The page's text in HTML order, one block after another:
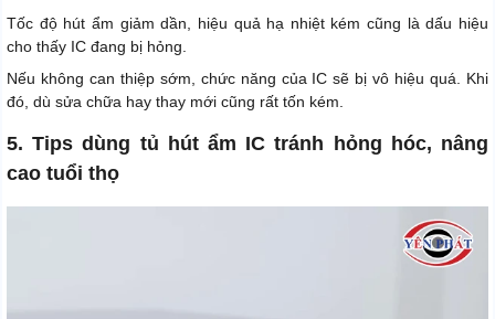
Tốc độ hút ẩm giảm dần, hiệu quả hạ nhiệt kém cũng là dấu hiệu
cho thấy IC đang bị hỏng.
Nếu không can thiệp sớm, chức năng của IC sẽ bị vô hiệu quá. Khi
đó, dù sửa chữa hay thay mới cũng rất tốn kém.
5. Tips dùng tủ hút ẩm IC tránh hỏng hóc, nâng
cao tuổi thọ